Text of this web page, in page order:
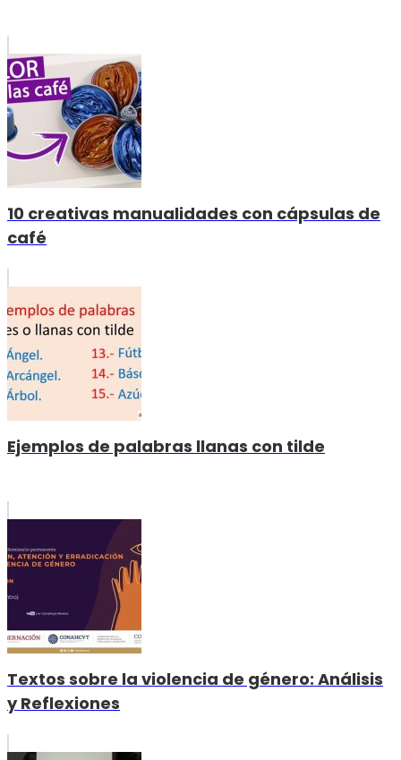
10 creativas manualidades con cápsulas de
café
Ejemplos de palabras llanas con tilde
Textos sobre la violencia de género: Análisis
y Reflexiones